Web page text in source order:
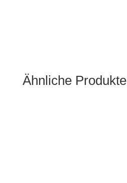
Ähnliche Produkte